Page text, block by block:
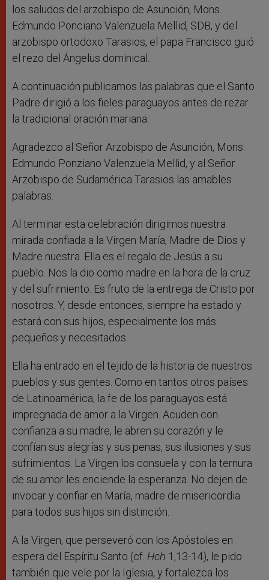
los saludos del arzobispo de Asunción, Mons.
Edmundo Ponciano Valenzuela Mellid, SDB, y del
arzobispo ortodoxo Tarasios, el papa Francisco guió
el rezo del Ángelus dominical.
A continuación publicamos las palabras que el Santo
Padre dirigió a los fieles paraguayos antes de rezar
la tradicional oración mariana:
Agradezco al Señor Arzobispo de Asunción, Mons.
Edmundo Ponziano Valenzuela Mellid, y al Señor
Arzobispo de Sudamérica Tarasios las amables
palabras.
Al terminar esta celebración dirigimos nuestra
mirada confiada a la Virgen María, Madre de Dios y
Madre nuestra. Ella es el regalo de Jesús a su
pueblo. Nos la dio como madre en la hora de la cruz
y del sufrimiento. Es fruto de la entrega de Cristo por
nosotros. Y, desde entonces, siempre ha estado y
estará con sus hijos, especialmente los más
pequeños y necesitados.
Ella ha entrado en el tejido de la historia de nuestros
pueblos y sus gentes. Como en tantos otros países
de Latinoamérica, la fe de los paraguayos está
impregnada de amor a la Virgen. Acuden con
confianza a su madre, le abren su corazón y le
confían sus alegrías y sus penas, sus ilusiones y sus
sufrimientos. La Virgen los consuela y con la ternura
de su amor les enciende la esperanza. No dejen de
invocar y confiar en María, madre de misericordia
para todos sus hijos sin distinción.
A la Virgen, que perseveró con los Apóstoles en
espera del Espíritu Santo (cf. Hch 1,13-14), le pido
también que vele por la Iglesia, y fortalezca los